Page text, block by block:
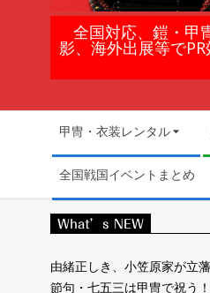
鎧
甲
冑
の
レ
ン
全国対応、鎧・甲
影、海外出展等で
Navigation
Menu
甲冑・衣装レンタル
全国戦国イベントまとめ
What’s NEW
由緒正しき、小笠原家が立
節句・七五三は甲冑で祝う